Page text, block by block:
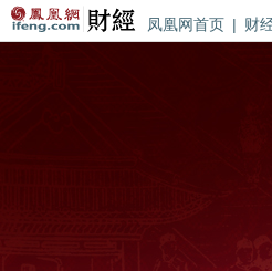
凤凰网首页 | 财